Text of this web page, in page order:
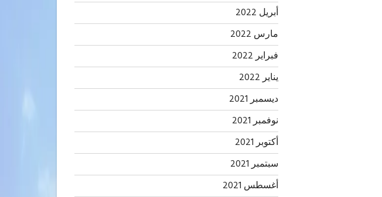
أبريل 2022
مارس 2022
فبراير 2022
يناير 2022
ديسمبر 2021
نوفمبر 2021
أكتوبر 2021
سبتمبر 2021
أغسطس 2021